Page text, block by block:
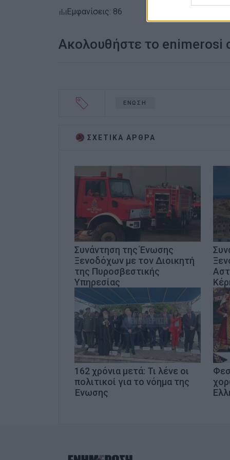
Εμφανίσεις: 86
Ακολουθήστε το enimerosi
ΕΝΩΣΗ
ΣΧΕΤΙΚA AΡΘΡΑ
Συνάντηση της Ένωσης
Ξενοδόχων με τον Διοικητή
της Πυροσβεστικής
Υπηρεσίας
162 χρόνια μετά: Τι λένε οι
πολιτικοί για το νόημα της
Ένωσης